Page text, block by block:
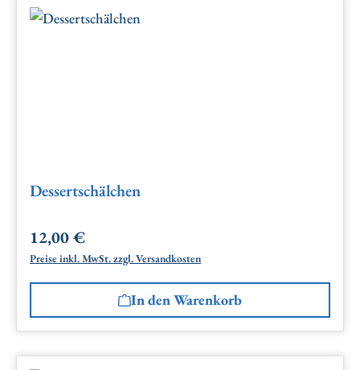
Dessertschälchen
Regulärer Preis:
12,00 €
Preise inkl. MwSt. zzgl. Versandkosten
In den Warenkorb